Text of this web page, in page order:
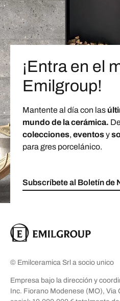
¡Entra en el
Emilgroup!
Mantente al día con las
mundo de la cerámica.
colecciones, eventosy
para gres porcelánico.
Subscríbete al Boletín de
© Emilceramica Srl a socio unico
Empresa bajo la dirección y
Inc. Fiorano Modenese (MO), Via